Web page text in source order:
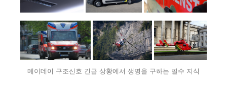
메이데이 구조신호 긴급 상황에서 생명을 구하는 필수 지식